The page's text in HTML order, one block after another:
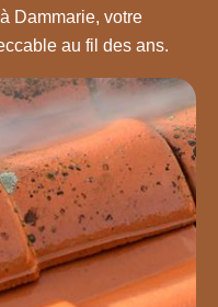
Dammarie, votre
au fil des ans.